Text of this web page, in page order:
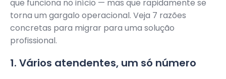
que funciona no início — mas que rapidamente se
torna um gargalo operacional. Veja 7 razões
concretas para migrar para uma solução
profissional.
1. Vários atendentes, um só número